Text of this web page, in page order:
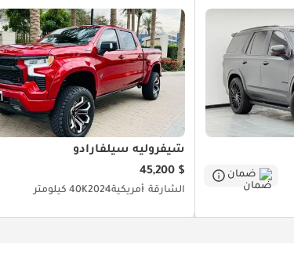
ضمان
شيفروليه سيلفارادو
$ 45,200
الشارقة أمريكية202440K كيلومتر